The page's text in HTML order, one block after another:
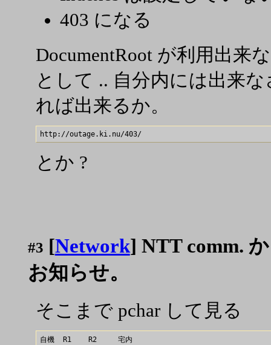
403 になる
DocumentRoot が利用出来
として .. 自分内には出来
れば出来るか。
とか ?
#3 [Network] NTT comm.
お知らせ。
そこまで pchar して見る
自機  R1    R2     宅内